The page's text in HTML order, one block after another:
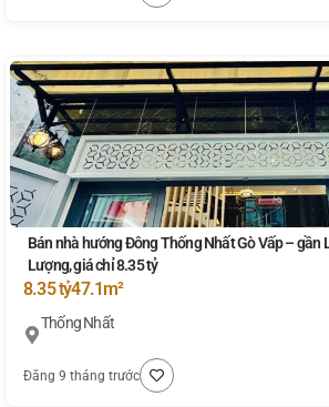
Bán nhà hướng Đông Thống Nhất Gò Vấp – gần
Lượng, giá chỉ 8.35 tỷ
8.35 tỷ47.1m²
Thống Nhất
Đăng 9 tháng trước